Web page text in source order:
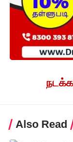
Also Read